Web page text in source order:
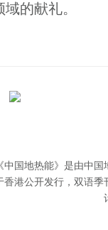
域的献礼。
《中国地热能》是由中
香港公开发行，双语季